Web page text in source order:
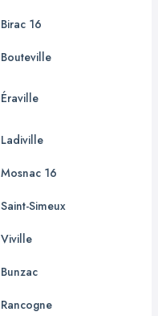
Birac 16
Bouteville
Éraville
Ladiville
Mosnac 16
Saint-Simeux
Viville
Bunzac
Rancogne